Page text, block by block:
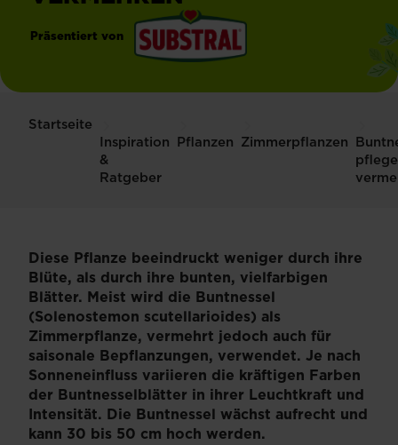
Präsentiert von
Startseite
Inspiration
&
Ratgeber
Pflanzen Zimmerpflanzen
Diese Pflanze beeindruckt weniger durch ihre
Blüte, als durch ihre bunten, vielfarbigen
Blätter. Meist wird die Buntnessel
(Solenostemon scutellarioides) als
Zimmerpflanze, vermehrt jedoch auch für
saisonale Bepflanzungen, verwendet. Je nach
Sonneneinfluss variieren die kräftigen Farben
der Buntnesselblätter in ihrer Leuchtkraft und
Intensität. Die Buntnessel wächst aufrecht und
kann 30 bis 50 cm hoch werden.